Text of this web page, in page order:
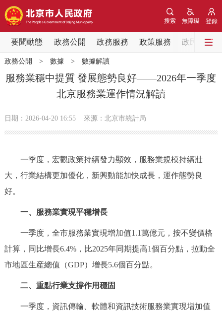
登錄
無障礙
搜索
要聞動態 政務公開 政務服務 政策服務 政民互動
要聞動態
黨中央精神 國務院資訊
會議資訊
市領導 機構職能 政策服務
決策公開 專題公開
政務服務
個人服務 法人服務
政務公開 > 數據 > 數據解讀
服務業穩中提質 發展態勢良好——2026年一季度
北京服務業運作情況解讀
日期：2026-04-20 16:55 來源：北京市統計局
一季度，宏觀政策持續發力顯效，服務業規模持續壯
大，行業結構更加優化，新興動能加快成長，運作態勢良
好。
一、服務業實現平穩增長
一季度，全市服務業實現增加值1.1萬億元，按不變價格
計算，同比增長6.4%，比2025年同期提高1個百分點，拉動全
市地區生産總值（GDP）增長5.6個百分點。
二、重點行業支撐作用穩固
一季度，資訊傳輸、軟體和資訊技術服務業實現增加值